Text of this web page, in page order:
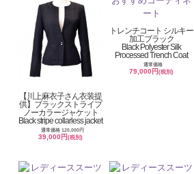
【川上麻衣子さん衣装提
供】ブラックストライプ
ノーカラージャケット
Black stripe collarless jacket
通常価格 120,000円
39,000円(税別)
トレンチコート シルキー
加工ブラック
Black Polyester Silk
Processed Trench Coat
通常価格
79,000円(税別)